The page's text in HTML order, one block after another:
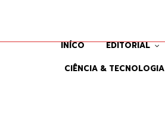
INÍCO EDITORIAL
CIÊNCIA & TECNOLOGIA